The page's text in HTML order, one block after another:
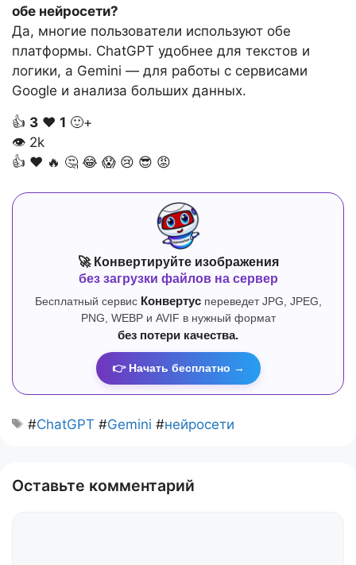
обе нейросети?
Да, многие пользователи используют обе
платформы. ChatGPT удобнее для текстов и
логики, а Gemini — для работы с сервисами
Google и анализа больших данных.
👍 3 ❤️ 1 🙂+
👁 2k
👍 ❤️ 🔥 🤔 😂 😱 😢 😎 😡
🚀 Конвертируйте изображения
без загрузки файлов на сервер
Бесплатный сервис Конвертуспереведет JPG, JPEG,
PNG, WEBP и AVIF в нужный формат
без потери качества.
👉 Начать бесплатно →
#ChatGPT #Gemini #нейросети
Оставьте комментарий